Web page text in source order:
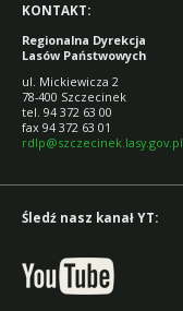
KONTAKT:
Regionalna Dyrekcja
Lasów Państwowych
ul. Mickiewicza 2
78-400 Szczecinek
tel. 94 372 63 00
fax 94 372 63 01
rdlp@szczecinek.lasy.gov.pl
Śledź nasz kanał YT: